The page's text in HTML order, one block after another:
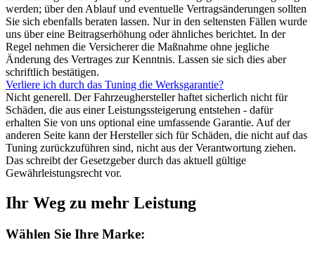
werden; über den Ablauf und eventuelle Vertragsänderungen sollten
Sie sich ebenfalls beraten lassen. Nur in den seltensten Fällen wurde
uns über eine Beitragserhöhung oder ähnliches berichtet. In der
Regel nehmen die Versicherer die Maßnahme ohne jegliche
Änderung des Vertrages zur Kenntnis. Lassen sie sich dies aber
schriftlich bestätigen.
Verliere ich durch das Tuning die Werksgarantie?
Nicht generell. Der Fahrzeughersteller haftet sicherlich nicht für
Schäden, die aus einer Leistungssteigerung entstehen - dafür
erhalten Sie von uns optional eine umfassende Garantie. Auf der
anderen Seite kann der Hersteller sich für Schäden, die nicht auf das
Tuning zurückzuführen sind, nicht aus der Verantwortung ziehen.
Das schreibt der Gesetzgeber durch das aktuell gültige
Gewährleistungsrecht vor.
Ihr Weg zu mehr Leistung
Wählen Sie Ihre Marke: